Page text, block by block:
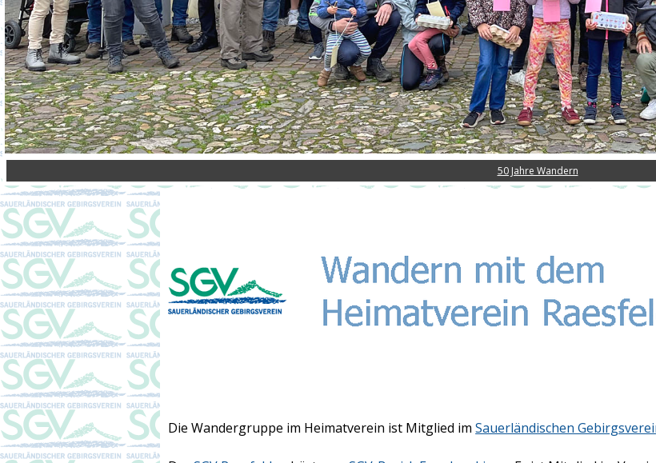
50 Jahre Wandern
Die Wandergruppe im Heimatverein ist Mitglied imSauerländischen